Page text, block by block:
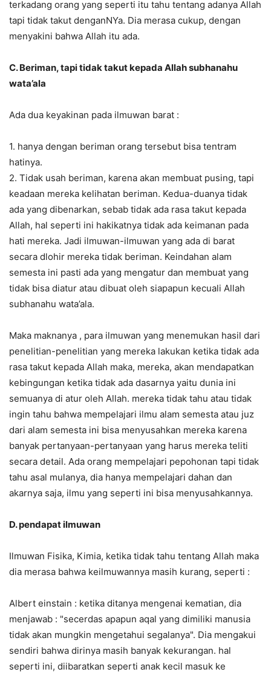
terkadang orang yang seperti itu tahu tentang adanya Allah
tapi tidak takut denganNYa. Dia merasa cukup, dengan
menyakini bahwa Allah itu ada.
C.Beriman, tapi tidak takut kepada Allah subhanahu
wata’ala
Ada dua keyakinan pada ilmuwan barat :
1. hanya dengan beriman orang tersebut bisa tentram
hatinya.
2. Tidak usah beriman, karena akan membuat pusing, tapi
keadaan mereka kelihatan beriman. Kedua-duanya tidak
ada yang dibenarkan, sebab tidak ada rasa takut kepada
Allah, hal seperti ini hakikatnya tidak ada keimanan pada
hati mereka. Jadi ilmuwan-ilmuwan yang ada di barat
secara dlohir mereka tidak beriman. Keindahan alam
semesta ini pasti ada yang mengatur dan membuat yang
tidak bisa diatur atau dibuat oleh siapapun kecuali Allah
subhanahu wata’ala.
Maka maknanya , para ilmuwan yang menemukan hasil dari
penelitian-penelitian yang mereka lakukan ketika tidak ada
rasa takut kepada Allah maka, mereka, akan mendapatkan
kebingungan ketika tidak ada dasarnya yaitu dunia ini
semuanya di atur oleh Allah. mereka tidak tahu atau tidak
ingin tahu bahwa mempelajari ilmu alam semesta atau juz
dari alam semesta ini bisa menyusahkan mereka karena
banyak pertanyaan-pertanyaan yang harus mereka teliti
secara detail. Ada orang mempelajari pepohonan tapi tidak
tahu asal mulanya, dia hanya mempelajari dahan dan
akarnya saja, ilmu yang seperti ini bisa menyusahkannya.
D.pendapat ilmuwan
Ilmuwan Fisika, Kimia, ketika tidak tahu tentang Allah maka
dia merasa bahwa keilmuwannya masih kurang, seperti :
Albert einstain : ketika ditanya mengenai kematian, dia
menjawab : "secerdas apapun aqal yang dimiliki manusia
tidak akan mungkin mengetahui segalanya". Dia mengakui
sendiri bahwa dirinya masih banyak kekurangan. hal
seperti ini, diibaratkan seperti anak kecil masuk ke